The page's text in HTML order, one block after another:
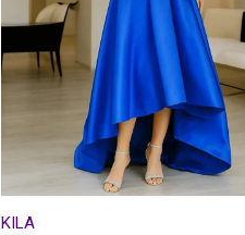
KILA